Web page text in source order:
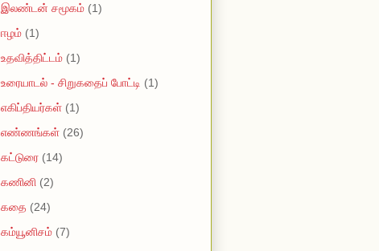
இலண்டன் சமூகம் (1)
ஈழம் (1)
உதவித்திட்டம் (1)
உரையாடல் - சிறுகதைப் போட்டி (1)
எகிப்தியர்கள் (1)
எண்ணங்கள் (26)
கட்டுரை (14)
கணினி (2)
கதை (24)
கம்யூனிசம் (7)